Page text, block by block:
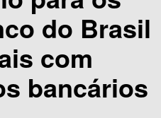
do Brasil
com
bancários